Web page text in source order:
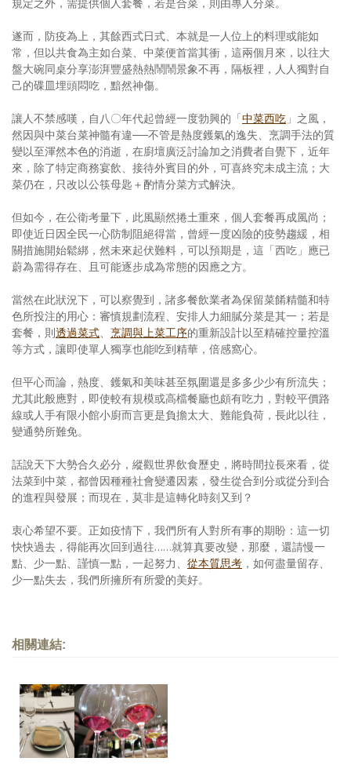
訂閱電子報
遂而，防疫為上，其餘西式日式、本就是一人位上的料理或能如
常，但以共食為主如台菜、中菜便首當其衝，這兩個月來，以往大
盤大碗同桌分享澎湃豐盛熱熱鬧鬧景象不再，隔板裡，人人獨對自
己的碟皿埋頭悶吃，黯然神傷。
讓人不禁感嘆，自八〇年代起曾經一度勃興的「中菜西吃 」之風，
然因與中菜台菜神髓有違──不管是熱度鑊氣的逸失、烹調手法的質
變以至渾然本色的消逝，在廚壇廣泛討論加之消費者自覺下，近年
來，除了特定商務宴飲、接待外賓目的外，可喜終究未成主流；大
菜仍在，只改以公筷母匙＋酌情分菜方式解決。
但如今，在公衛考量下，此風顯然捲土重來，個人套餐再成風尚；
即使近日因全民一心防制阻絕得當，曾經一度凶險的疫勢趨緩，相
關措施開始鬆綁，然未來起伏難料，可以預期是，這「西吃」應已
蔚為需得存在、且可能逐步成為常態的因應之方。
當然在此狀況下，可以察覺到，諸多餐飲業者為保留菜餚精髓和特
色所投注的用心：審慎規劃流程、安排人力細膩分菜是其一；若是
套餐，則透過菜式、 烹調與上菜工序的重新設計以至精確控量控溫
等方式，讓即使單人獨享也能吃到精華，倍感窩心。
但平心而論，熱度、鑊氣和美味甚至氛圍還是多多少少有所流失；
尤其此般應對，即使較有規模或高檔餐廳也頗有吃力，對較平價路
線或人手有限小館小廚而言更是負擔太大、難能負荷，長此以往，
變通勢所難免。
話說天下大勢合久必分，縱觀世界飲食歷史，將時間拉長來看，從
法菜到中菜，都曾因種種社會變遷因素，發生從合到分或從分到合
的進程與發展；而現在，莫非是這轉化時刻又到？
衷心希望不要。正如疫情下，我們所有人對所有事的期盼：這一切
快快過去，得能再次回到過往……就算真要改變，那麼，還請慢一
點、少一點、謹慎一點，一起努力、 從本質思考 ，如何盡量留存、
少一點失去，我們所擁所有所愛的美好。
相關連結: